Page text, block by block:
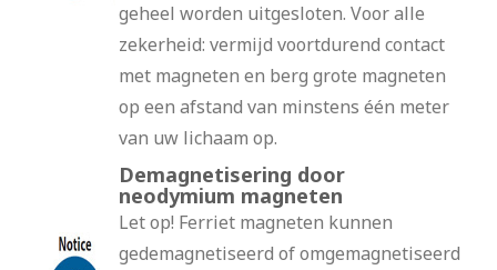
geheel worden uitgesloten. Voor alle
zekerheid: vermijd voortdurend contact
met magneten en berg grote magneten
op een afstand van minstens één meter
van uw lichaam op.
Demagnetisering door
neodymium magneten
Let op! Ferriet magneten kunnen
gedemagnetiseerd of omgemagnetiseerd